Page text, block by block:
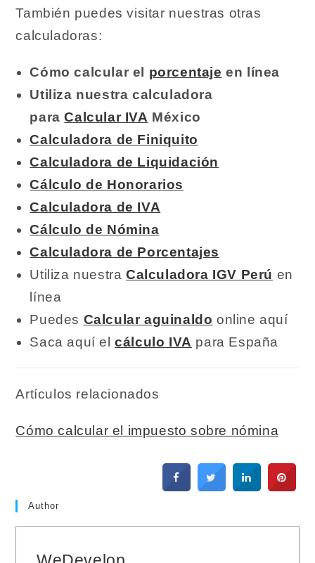
También puedes visitar nuestras otras
calculadoras:
Cómo calcular el porcentaje en línea
Utiliza nuestra calculadora
paraCalcular IVA México
Calculadora de Finiquito
Calculadora de Liquidación
Cálculo de Honorarios
Calculadora de IVA
Cálculo de Nómina
Calculadora de Porcentajes
Utiliza nuestraCalculadora IGV Perú en
línea
Puedes Calcular aguinaldo online aquí
Saca aquí elcálculo IVA para España
Artículos relacionados
Cómo calcular el impuesto sobre nómina
Author